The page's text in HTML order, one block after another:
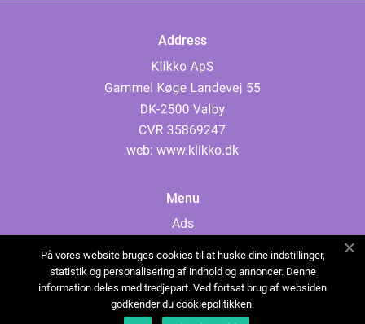
Address
web: www.klikko.dk
Menu
Ads
Cookies
Contact
Sitemap
På vores website bruges cookies til at huske dine indstillinger,
statistik og personalisering af indhold og annoncer. Denne
information deles med tredjepart. Ved fortsat brug af websiden
godkender du cookiepolitikken.